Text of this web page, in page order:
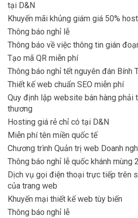
tại D&N
Khuyến mãi khủng giám giá 50%
Thông báo nghỉ lễ
Thông báo về việc thông tin gián
Tạo mã QR miễn phí
Thông báo nghỉ tết nguyên đán Bính
Thiết kế web chuẩn SEO miễn phí
Quy định lập website bán hàng phải
thương
Hosting giá rẻ chỉ có tại D&N
Miễn phí tên miền quốc tế
Chương trình Quản trị web Doanh
Thông báo nghỉ lễ quốc khánh mùng
Dịch vụ gọi điện thoại trực tiếp trên
của trang web
Khuyến mại thiết kế web tùy biến
Thông báo nghỉ lễ